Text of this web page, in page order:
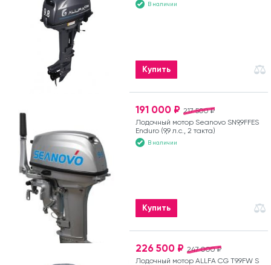
В наличии
Купить
217 500 ₽
191 000 ₽
Лодочный мотор Seanovo SN9,9FFES
Enduro (9,9 л.с., 2 такта)
В наличии
Купить
247 000 ₽
226 500 ₽
Лодочный мотор ALLFA CG T9.9FW S